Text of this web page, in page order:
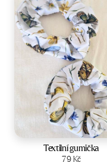
Textilní gumička
79Kč
Zobrazit produkt